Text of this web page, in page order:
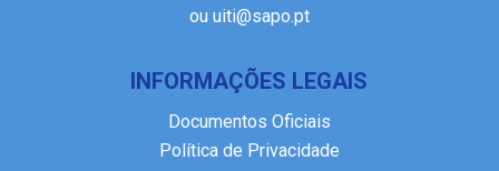
ou uiti@sapo.pt
INFORMAÇÕES LEGAIS
Documentos Oficiais
Política de Privacidade